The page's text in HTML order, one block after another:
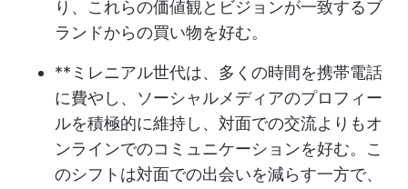
り、これらの価値観とビジョンが一致するブ
ランドからの買い物を好む。
**ミレニアル世代は、多くの時間を携帯電話
に費やし、ソーシャルメディアのプロフィー
ルを積極的に維持し、対面での交流よりもオ
ンラインでのコミュニケーションを好む。こ
のシフトは対面での出会いを減らす一方で、